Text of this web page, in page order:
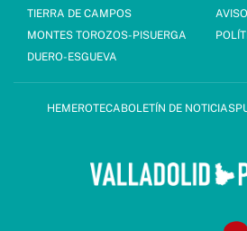
TIERRA DE CAMPOS
MONTES TOROZOS-PISUERGA
DUERO-ESGUEVA
HEMEROTECABOLETÍN DE NOTICIAS